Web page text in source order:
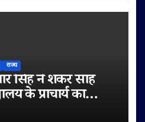
राज्य
सिंह ने शंकर साह
के प्राचार्य का